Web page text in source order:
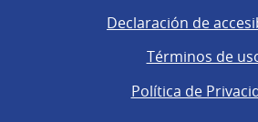
Declaración de
Términos de
Política de